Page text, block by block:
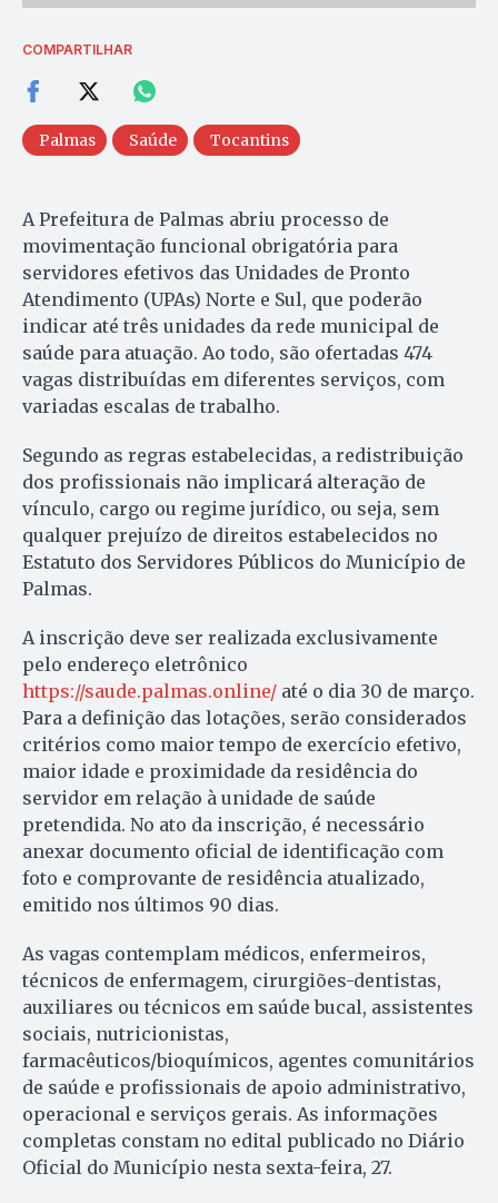
COMPARTILHAR
Palmas Saúde Tocantins
A Prefeitura de Palmas abriu processo de
movimentação funcional obrigatória para
servidores efetivos das Unidades de Pronto
Atendimento (UPAs) Norte e Sul, que poderão
indicar até três unidades da rede municipal de
saúde para atuação. Ao todo, são ofertadas 474
vagas distribuídas em diferentes serviços, com
variadas escalas de trabalho.
Segundo as regras estabelecidas, a redistribuição
dos profissionais não implicará alteração de
vínculo, cargo ou regime jurídico, ou seja, sem
qualquer prejuízo de direitos estabelecidos no
Estatuto dos Servidores Públicos do Município de
Palmas.
A inscrição deve ser realizada exclusivamente
pelo endereço eletrônico
https://saude.palmas.online/ até o dia 30 de março.
Para a definição das lotações, serão considerados
critérios como maior tempo de exercício efetivo,
maior idade e proximidade da residência do
servidor em relação à unidade de saúde
pretendida. No ato da inscrição, é necessário
anexar documento oficial de identificação com
foto e comprovante de residência atualizado,
emitido nos últimos 90 dias.
As vagas contemplam médicos, enfermeiros,
técnicos de enfermagem, cirurgiões-dentistas,
auxiliares ou técnicos em saúde bucal, assistentes
sociais, nutricionistas,
farmacêuticos/bioquímicos, agentes comunitários
de saúde e profissionais de apoio administrativo,
operacional e serviços gerais. As informações
completas constam no edital publicado no Diário
Oficial do Município nesta sexta-feira, 27.